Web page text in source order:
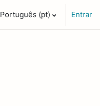
Português ‎(pt)‎
Entrar